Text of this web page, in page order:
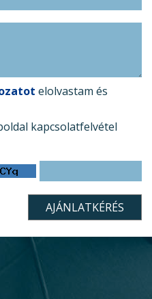
elolvastam és
kapcsolatfelvétel